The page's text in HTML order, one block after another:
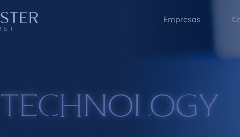
Empresas
TECHNOLOGY